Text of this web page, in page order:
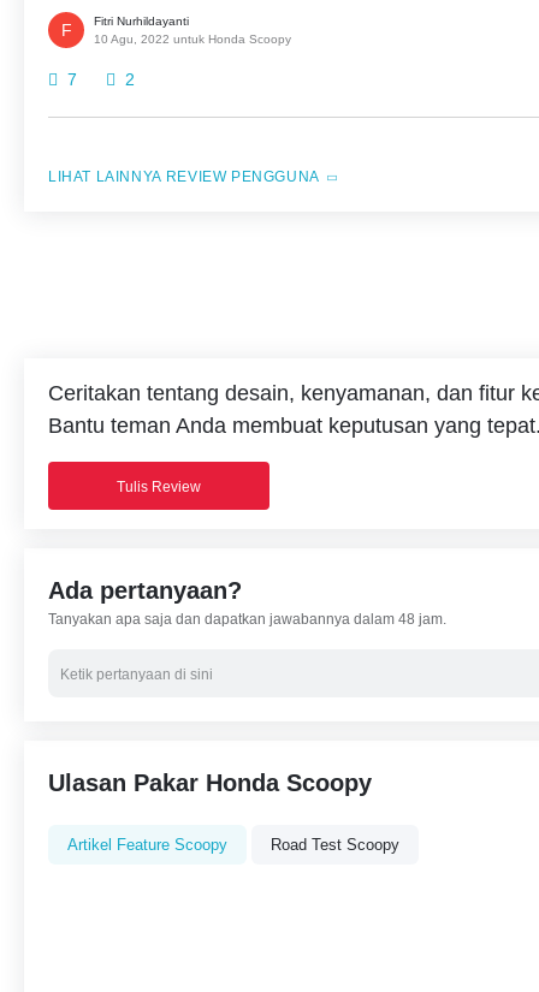
F
Fitri Nurhildayanti
10 Agu, 2022 untuk Honda Scoopy
7 2
REVIEW PENGGUNA
Ceritakan tentang desain, kenyamanan, dan fitur
Bantu teman Anda membuat keputusan yang
Tulis Review
Ada pertanyaan?
Tanyakan apa saja dan dapatkan jawabannya dalam 48 jam.
Ulasan Pakar Honda Scoopy
Artikel Feature Scoopy Road Test Scoopy